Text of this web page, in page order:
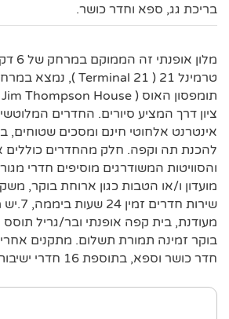
בריכת גג, ספא וחדר כושר.
מלון
ציון דרך המציע סיורים. החדרים
אינטרנט אלחוטי חינם ומסכים
להכנת תה וקפה. חלק מהחדרים כוללים
והסוויטות המשודרגים מוסיפים חדרי
מועדון ו/או הטבות כגון ארוחת בוקר,
שירות
מעודנת, בית קפה אופנתי ובר/גריל
בוקר זמינה תמורת תשלום. מתקנים
חדר כושר וספא, בתוספת 16 חדרי ישיבות ואולם נשפים.